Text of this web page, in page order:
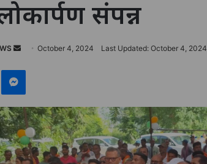
संपन्न
SendOctober 4, 2024 Last Updated: October 4, 2024
Messenger